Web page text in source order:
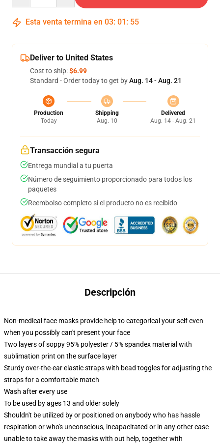
Esta venta termina en 03: 01 : 54
Deliver to United States
Cost to ship:$6.99
Standard - Order today to get byAug. 14 - Aug. 21
Production
Today
Shipping
Aug. 10
Delivered
Aug. 14 - Aug. 21
Transacción segura
Entrega mundial a tu puerta
Número de seguimiento proporcionado para todos los
paquetes
Reembolso completo si el producto no es recibido
Descripción
Non-medical face masks provide help to categorical your self even
when you possibly can't present your face
Two layers of soppy 95% polyester / 5% spandex material with
sublimation print on the surface layer
Sturdy over-the-ear elastic straps with bead toggles for adjusting the
straps for a comfortable match
Wash after every use
To be used by ages 13 and older solely
Shouldn't be utilized by or positioned on anybody who has hassle
respiration or who's unconscious, incapacitated or in any other case
unable to take away the masks with out help, together with